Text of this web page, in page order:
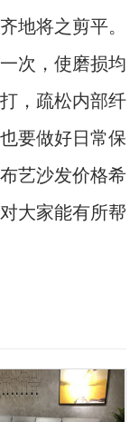
地将之剪平。
次，使磨损均
，疏松内部纤
要做好日常保
艺沙发价格希
大家能有所帮